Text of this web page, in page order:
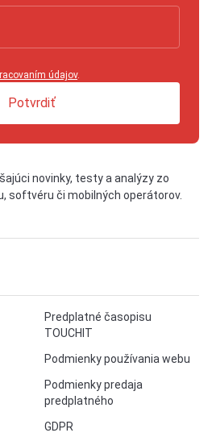
údajov.
Potvrdiť
novinky, testy a analýzy zo
softvéru či mobilných operátorov.
Predplatné časopisu
TOUCHIT
Podmienky používania webu
Podmienky predaja
predplatného
GDPR